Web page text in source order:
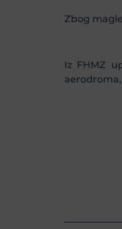
Zbog
Iz FHMZ